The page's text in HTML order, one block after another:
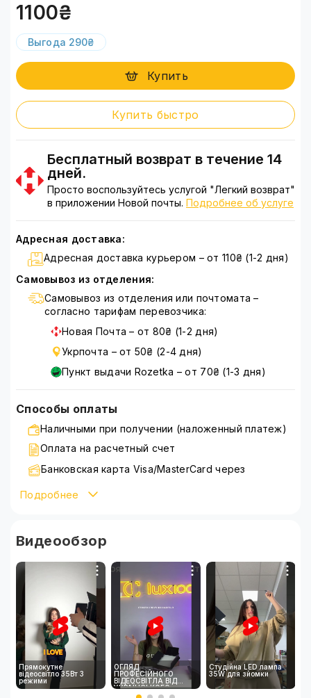
1100₴
Выгода 290₴
Купить
Купить быстро
Бесплатный возврат в течение 14
дней.
Просто воспользуйтесь услугой "Легкий возврат"
в приложении Новой почты. Подробнее об услуге
Адресная доставка:
Адресная доставка курьером – от 110₴ (1-2 дня)
Самовывоз из отделения:
Самовывоз из отделения или почтомата –
согласно тарифам перевозчика:
Новая Почта – от 80₴ (1-2 дня)
Укрпочта – от 50₴ (2-4 дня)
Пункт выдачи Rozetka – от 70₴ (1-3 дня)
Способы оплаты
Наличными при получении (наложенный платеж)
Оплата на расчетный счет
Банковская карта Visa/MasterCard через
Подробнее ознакомиться со способами оплаты
Подробнее
Видеообзор
Прямокутне
відеосвітло 35Вт 3
режими
ОГЛЯД
ПРОФЕСІЙНОГО
ВІДЕОСВІТЛА ВІД
УКРАЇНСЬКОГО
БРЕНДУ
Студійна LED лампа
35W для зйомки